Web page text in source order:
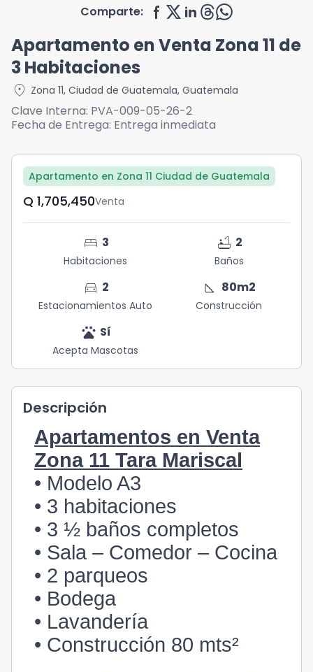
Comparte:
Apartamento en Venta Zona 11 de
3 Habitaciones
location_on Zona 11, Ciudad de Guatemala, Guatemala
Clave Interna: PVA-009-05-26-2
Fecha de Entrega: Entrega inmediata
Apartamento en Zona 11 Ciudad de Guatemala
Q	1,705,450Venta
bed 3
Habitaciones
bathtub 2
Baños
directions_car 2
Estacionamientos Auto
square_foot 80m2
Construcción
pets Sí
Acepta Mascotas
Descripción
Apartamentos en Venta
Zona 11 Tara Mariscal
• Modelo A3
• 3 habitaciones
• 3 ½ baños completos
• Sala – Comedor – Cocina
• 2 parqueos
• Bodega
• Lavandería
• Construcción 80 mts²